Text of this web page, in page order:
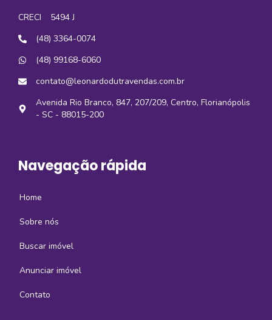
CRECI
5494 J
(48) 3364-0074
(48) 99168-6060
contato@leonardodutravendas.com.br
Avenida Rio Branco, 847, 207/209, Centro, Florianópolis
- SC - 88015-200
Navegação rápida
Home
Sobre nós
Buscar imóvel
Anunciar imóvel
Contato